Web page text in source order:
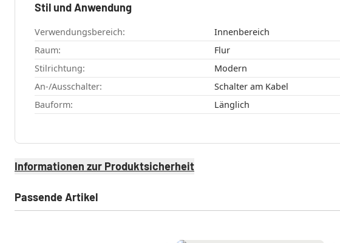
Stil und Anwendung
Verwendungsbereich:
Innenbereich
Raum:
Flur
Stilrichtung:
Modern
An-/Ausschalter:
Schalter am Kabel
Bauform:
Länglich
Informationen zur Produktsicherheit
Passende Artikel